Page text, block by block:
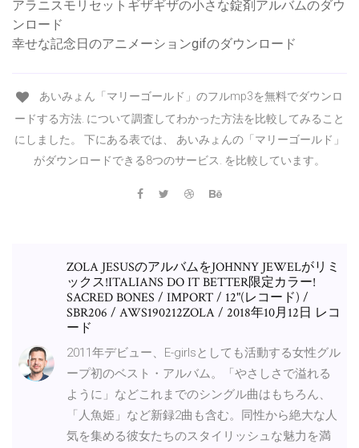
アラニスモリセットギザギザの小さな錠剤アルバムのダウ
ンロード
幸せな記念日のアニメーションgifのダウンロード
あいみょん「マリーゴールド」のフルmp3を無料でダウンロ
ードする方法. について調査してわかった方法を比較してみること
にしました。 下にある表では、 あいみょんの「マリーゴールド」
がダウンロードできる8つのサービス. を比較しています。
ZOLA JESUSのアルバムをJOHNNY JEWELがリミ
ックス!ITALIANS DO IT BETTER限定カラー!
SACRED BONES / IMPORT / 12"(レコード) /
SBR206 / AWS190212ZOLA / 2018年10月12日 レコ
ード
2011年デビュー、E-girlsとしても活動する女性グル
ープ初のベスト・アルバム。「やさしさで溢れる
ように」などこれまでのシングル曲はもちろん、
「人魚姫」など新録2曲も含む。同性から絶大な人
気を集める彼女たちのスタイリッシュな魅力を満